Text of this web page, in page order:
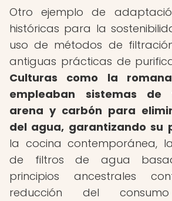
Otro ejemplo de
históricas para la
uso de métodos de
antiguas prácticas de
Culturas como la
empleaban sistemas de
arena y carbón para
del agua, garantizando su
la cocina contemporánea,
de filtros de agua
principios ancestrales
reducción del